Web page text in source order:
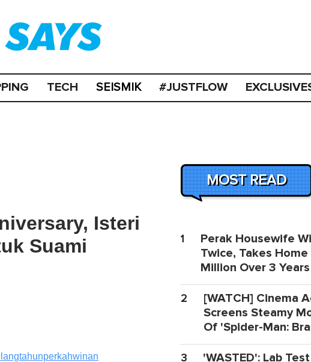
TECH SEISMIK #JUSTFLOW
Isteri
Suami
MOST READ
1
Perak Housewife
Twice, Takes Home
Million Over 3 Years
2
[WATCH] Cinema
Screens Steamy
Of 'Spider-Man:
3
'WASTED': Lab